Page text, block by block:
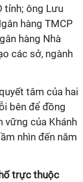
tỉnh; ông Lưu
hàng TMCP
hàng Nhà
các sở, ngành
tâm của hai
bên để đồng
vững của Khánh
nhìn đến năm
trực thuộc